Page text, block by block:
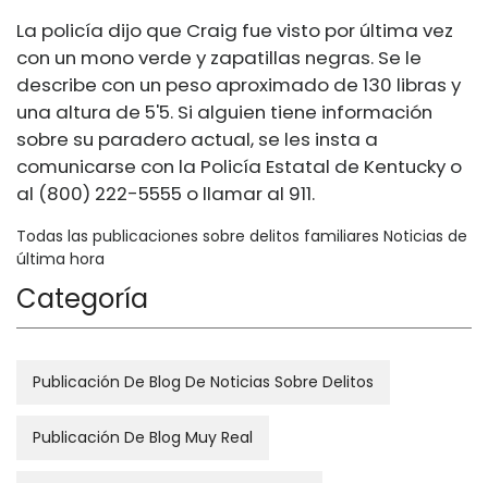
La policía dijo que Craig fue visto por última vez
con un mono verde y zapatillas negras. Se le
describe con un peso aproximado de 130 libras y
una altura de 5'5. Si alguien tiene información
sobre su paradero actual, se les insta a
comunicarse con la Policía Estatal de Kentucky o
al (800) 222-5555 o llamar al 911.
Todas las publicaciones sobre delitos familiares Noticias de
última hora
Categoría
Publicación De Blog De Noticias Sobre Delitos
Publicación De Blog Muy Real